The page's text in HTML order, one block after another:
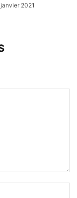
2021